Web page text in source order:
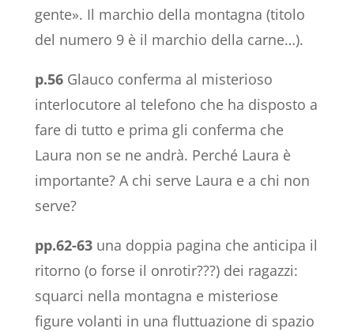
gente». Il marchio della montagna (titolo
del numero 9 è il marchio della carne…).
p.56Glauco conferma al misterioso
interlocutore al telefono che ha disposto a
fare di tutto e prima gli conferma che
Laura non se ne andrà. Perché Laura è
importante? A chi serve Laura e a chi non
serve?
pp.62-63una doppia pagina che anticipa il
ritorno (o forse il onrotir???) dei ragazzi:
squarci nella montagna e misteriose
figure volanti in una fluttuazione di spazio